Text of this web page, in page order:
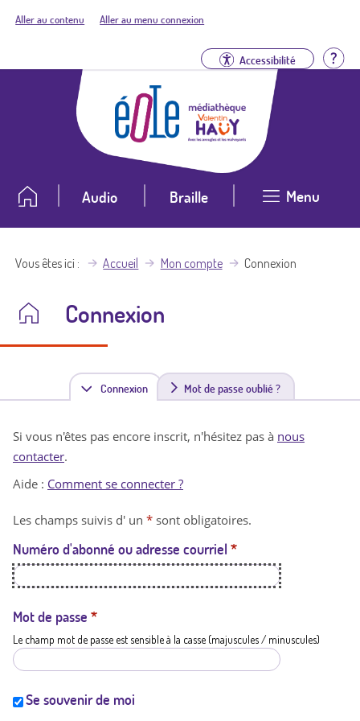
Aller au contenu Aller au menu connexion
Accessibilité
Audio Braille Menu
Vous êtes ici Accueil Mon compte Connexion
Connexion
Connexion(
n
t
a
t
i
Mot de passe oublié ?
Si vous n'êtes pas encore inscrit, n'hésitez pas à nous
contacter.
Aide : Comment se connecter ?
Les champs suivis d' un * sont obligatoires.
Numéro d'abonné ou adresse courriel *
Mot de passe *
Le champ mot de passe est sensible à la casse (majuscules / minuscules)
Se souvenir de moi